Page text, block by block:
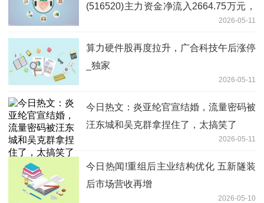
(516520)主力资金净流入2664.75万元，
2026-05-11
算力硬件股再度拉升，广合科技午后涨停
_独家
2026-05-11
今日热文：炎亚纶官宣结婚，流量密码被
汪东城和吴克群拿捏住了，太搞笑了
2026-05-11
今日热闻!重组后主业结构优化 五新隧装
后市场营收再增
2026-05-10